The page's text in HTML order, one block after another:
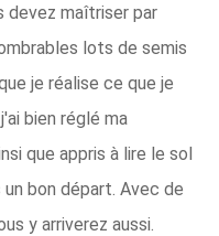
devez maîtriser par
lots de semis
je réalise ce que je
bien réglé ma
que appris à lire le sol
bon départ. Avec de
y arriverez aussi.